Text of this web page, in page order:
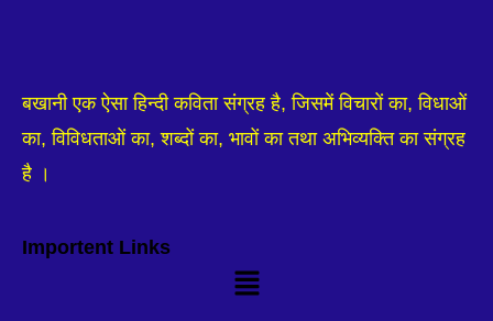
बखानी एक ऐसा हिन्दी कविता संग्रह है, जिसमें विचारों का, विधाओं
का, विविधताओं का, शब्दों का, भावों का तथा अभिव्यक्ति का संग्रह
है ।
Importent Links